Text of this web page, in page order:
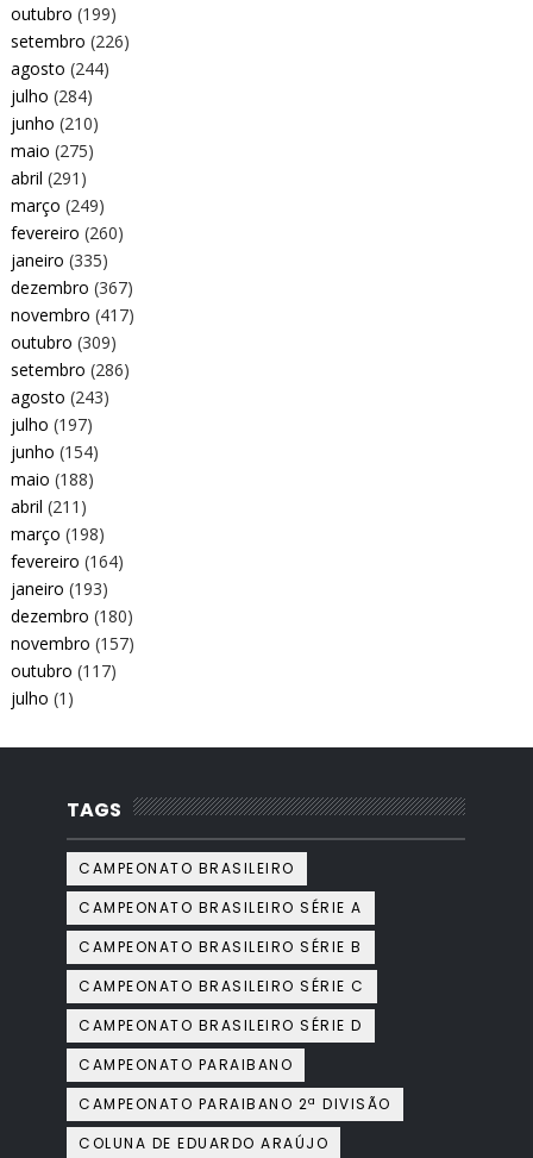
outubro (199)
setembro (226)
agosto (244)
julho (284)
junho (210)
maio (275)
abril (291)
março (249)
fevereiro (260)
janeiro (335)
dezembro (367)
novembro (417)
outubro (309)
setembro (286)
agosto (243)
julho (197)
junho (154)
maio (188)
abril (211)
março (198)
fevereiro (164)
janeiro (193)
dezembro (180)
novembro (157)
outubro (117)
julho (1)
TAGS
CAMPEONATO BRASILEIRO
CAMPEONATO BRASILEIRO SÉRIE A
CAMPEONATO BRASILEIRO SÉRIE B
CAMPEONATO BRASILEIRO SÉRIE C
CAMPEONATO BRASILEIRO SÉRIE D
CAMPEONATO PARAIBANO
CAMPEONATO PARAIBANO 2ª DIVISÃO
COLUNA DE EDUARDO ARAÚJO